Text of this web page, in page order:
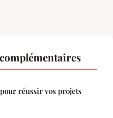
réussir vos projets